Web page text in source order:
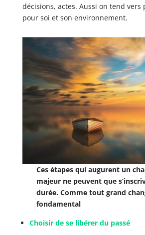
décisions, actes. Aussi on tend vers
pour soi et son environnement.
Ces étapes qui augurent un
majeur ne peuvent que
durée. Comme tout grand
fondamental
Choisir de se libérer du passé